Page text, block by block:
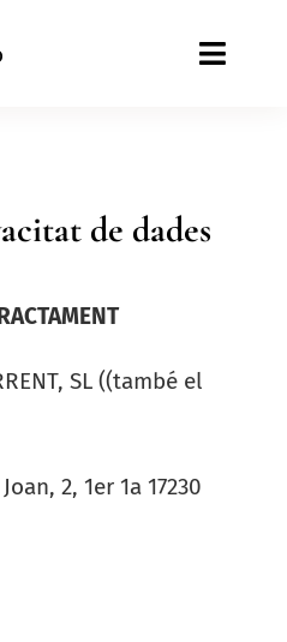
Toggle
de dades
SL ((també el
2, 1er 1a 17230